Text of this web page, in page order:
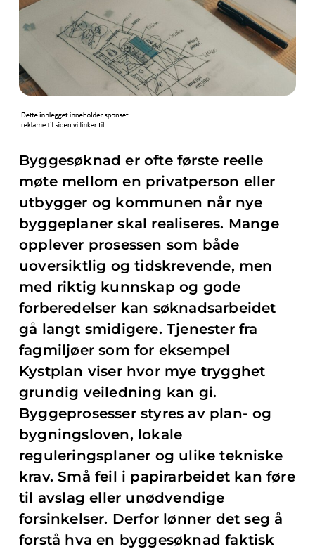
Byggesøknad er ofte første reelle
møte mellom en privatperson eller
utbygger og kommunen når nye
byggeplaner skal realiseres. Mange
opplever prosessen som både
uoversiktlig og tidskrevende, men
med riktig kunnskap og gode
forberedelser kan søknadsarbeidet
gå langt smidigere. Tjenester fra
fagmiljøer som for eksempel
Kystplan viser hvor mye trygghet
grundig veiledning kan gi.
Byggeprosesser styres av plan- og
bygningsloven, lokale
reguleringsplaner og ulike tekniske
krav. Små feil i papirarbeidet kan føre
til avslag eller unødvendige
forsinkelser. Derfor lønner det seg å
forstå hva en byggesøknad faktisk